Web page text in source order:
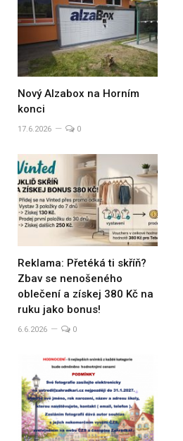
Nový Alzabox na Horním
konci
17.6.2026 0
Reklama: Přetéká ti skříň?
Zbav se nenošeného
oblečení a získej 380 Kč na
ruku jako bonus!
6.6.2026 0